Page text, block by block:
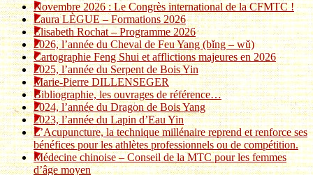
Novembre 2026 : Le Congrès international de la CFMTC !
Laura LÈGUE – Formations 2026
Elisabeth Rochat – Programme 2026
2026, l’année du Cheval de Feu Yang (bǐng – wǔ)
Cartographie Feng Shui et afflictions majeures en 2026
2025, l’année du Serpent de Bois Yin
Marie-Pierre DILLENSEGER
Bibliographie, les ouvrages de référence…
2024, l’année du Dragon de Bois Yang
2023, l’année du Lapin d’Eau Yin
L’Acupuncture, la technique millénaire reprend et renforce ses
bénéfices pour les athlètes professionnels ou de compétition.
Médecine chinoise – Conseil de la MTC pour les femmes
d’âge moyen